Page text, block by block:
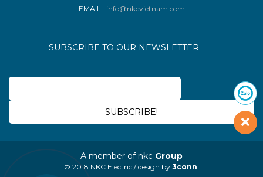
EMAIL : info@nkcvietnam.com
SUBSCRIBE TO OUR NEWSLETTER
A member of nkc Group
© 2018 NKC Electric / design by 3conn.